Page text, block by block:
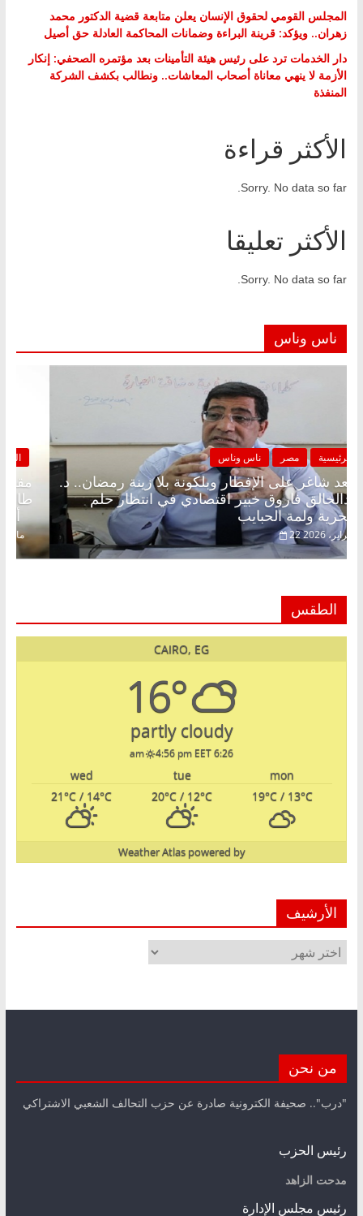
المجلس القومي لحقوق الإنسان يعلن متابعة قضية الدكتور محمد
زهران.. ويؤكد: قرينة البراءة وضمانات المحاكمة العادلة حق أصيل
دار الخدمات ترد على رئيس هيئة التأمينات بعد مؤتمره الصحفي: إنكار
الأزمة لا ينهي معاناة أصحاب المعاشات.. ونطالب بكشف الشركة
المنفذة
الأكثر قراءة
Sorry. No data so far.
الأكثر تعليقا
Sorry. No data so far.
ناس وناس
الرئيسية مصر ناس وناس
مقعد شاغر على الإفطار وبلكونة بلا زينة رمضان.. د.
عبدالخالق فاروق خبير اقتصادي في انتظار حلم
الحرية ولمة الحبايب
22 فبراير، 2026
الطقس
CAIRO, EG
16°
partly cloudy
6:26 am
4:56 pm EET
mon
tue
wed
19°C/ 13°C
20°C / 12°C
21°C / 14°C
powered by
Weather Atlas
الأرشيف
الأرشيف
من نحن
"درب".. صحيفة الكترونية صادرة عن حزب التحالف الشعبي الاشتراكي
رئيس الحزب
مدحت الزاهد
رئيس مجلس الإدارة